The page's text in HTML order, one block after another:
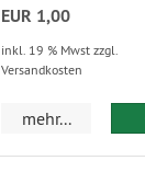
EUR 1,00
inkl. 19 % Mwst zzgl.
Versandkosten
mehr...